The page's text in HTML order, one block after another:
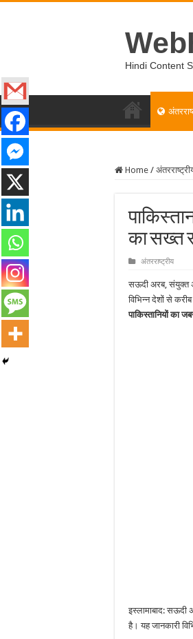
Hindi Content
Home /
का सख्त
अंतरराष्ट्रीय
सऊदी अरब, संयुक्त
विभिन्न देशों से करीब
पाकिस्तानियों का
इस्लामाबाद: सऊदी
है। यह जानकारी